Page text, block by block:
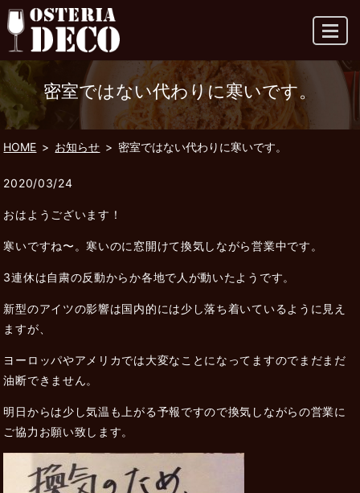
MENU
密室ではない代わりに寒いです。
HOME お知らせ 密室ではない代わりに寒いです。
2020/03/24
おはようございます！
寒いですね〜。寒いのに窓開けて換気しながら営業中です。
3連休は自粛の反動からか各地で人が動いたようです。
新型のアイツの影響は国内的には少し落ち着いているように見え
ますが、
ヨーロッパやアメリカでは大変なことになってますのでまだまだ
油断できません。
明日からは少し気温も上がる予報ですので換気しながらの営業に
ご協力お願い致します。